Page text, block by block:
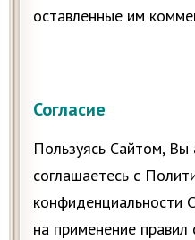
оставленные им
Согласие
Пользуясь Сайтом, Вы
соглашаетесь с
конфиденциальности
на применение правил